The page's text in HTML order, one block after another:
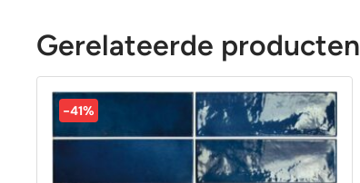
Gerelateerde producten
-41%